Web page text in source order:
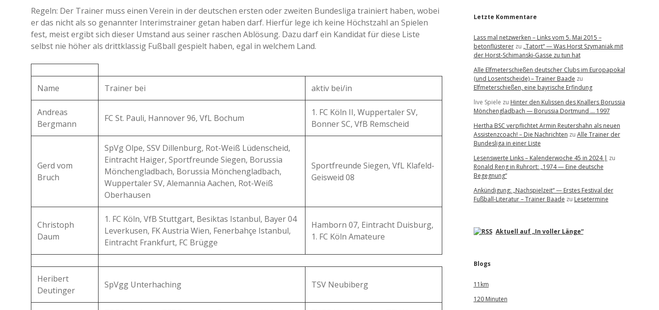
Regeln: Der Trainer muss einen Verein in der deutschen ersten oder zweiten Bundesliga trainiert haben, wobei
er das nicht als so genannter Interimstrainer getan haben darf. Hierfür lege ich keine Höchstzahl an Spielen
fest, meist ergibt sich dieser Umstand aus seiner raschen Ablösung. Dazu darf ein Kandidat für diese Liste
selbst nie höher als drittklassig Fußball gespielt haben, egal in welchem Land.
Name Trainer bei aktiv bei/in
Andreas
Bergmann
FC St. Pauli, Hannover 96, VfL Bochum
1. FC Köln II, Wuppertaler SV,
Bonner SC, VfB Remscheid
Gerd vom
Bruch
SpVg Olpe, SSV Dillenburg, Rot-Weiß Lüdenscheid,
Eintracht Haiger, Sportfreunde Siegen, Borussia
Mönchengladbach, Borussia Mönchengladbach,
Wuppertaler SV, Alemannia Aachen, Rot-Weiß
Oberhausen
Sportfreunde Siegen, VfL Klafeld-
Geisweid 08
Christoph
Daum
1. FC Köln, VfB Stuttgart, Besiktas Istanbul, Bayer 04
Leverkusen, FK Austria Wien, Fenerbahçe Istanbul,
Eintracht Frankfurt, FC Brügge
Hamborn 07, Eintracht Duisburg,
1. FC Köln Amateure
Heribert
Deutinger
SpVgg Unterhaching TSV Neubiberg
Letzte Kommentare
Lass mal netzwerken – Links vom 5. Mai 2015 –
betonflüstererzu „Tatort“ — Was Horst Szymaniak mit
der Horst-Schimanski-Gasse zu tun hat
Alle Elfmeterschießen deutscher Clubs im Europapokal
(und Losentscheide) – Trainer Baade zu
Elfmeterschießen, eine bayrische Erfindung
live Spiele zu Hinter den Kulissen des Knallers Borussia
Mönchengladbach — Borussia Dortmund … 1997
Hertha BSC verpflichtet Armin Reutershahn als neuen
Assistenzcoach! – Die Nachrichten zu Alle Trainer der
Bundesliga in einer Liste
Lesenswerte Links – Kalenderwoche 45 in 2024 | zu
Ronald Reng in Ruhrort: „1974 — Eine deutsche
Begegnung“
Ankündigung: „Nachspielzeit“ — Erstes Festival der
Fußball-Literatur – Trainer Baade zu Lesetermine
Aktuell auf „In voller Länge“
Blogs
11km
120 Minuten